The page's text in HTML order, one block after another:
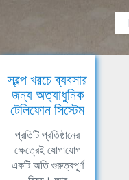
স্বল্প খরচে ব্যবসার
জন্য অত্যাধুনিক
টেলিফোন সিস্টেম
প্রতিটি প্রতিষ্ঠানের
ক্ষেত্রেই যোগাযোগ
একটি অতি গুরুত্বপূর্ণ